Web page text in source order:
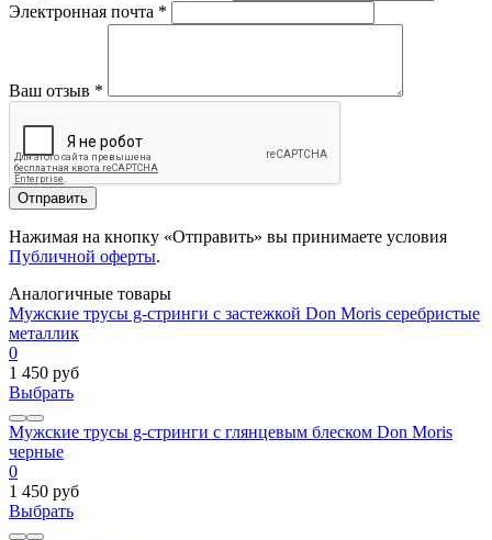
Электронная почта *
Ваш отзыв *
Отправить
Нажимая на кнопку «Отправить» вы принимаете условия
Публичной оферты.
Аналогичные товары
Мужские трусы g-стринги с застежкой Don Moris серебристые
металлик
0
1 450 руб
Выбрать
Мужские трусы g-стринги с глянцевым блеском Don Moris
черные
0
1 450 руб
Выбрать